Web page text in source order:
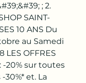
; 2.
SAINT-
10 ANS Du
au Samedi
LES OFFRES
-20% sur toutes
30%* et. La